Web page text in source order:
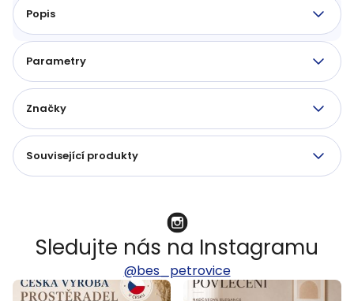
Popis
Parametry
Značky
Související produkty
Sledujte nás na Instagramu
@bes_petrovice